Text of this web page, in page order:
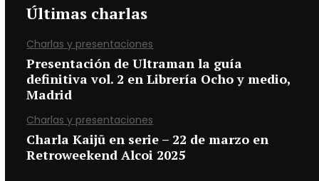
Últimas charlas
Charlas y presentaciones
Presentación de Ultraman la guía
definitiva vol. 2 en Librería Ocho y medio,
Madrid
Charlas y presentaciones
Charla Kaijū en serie – 22 de marzo en
Retroweekend Alcoi 2025